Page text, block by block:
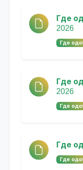
Где
2026
Где
Где
2026
Где
Где
Где